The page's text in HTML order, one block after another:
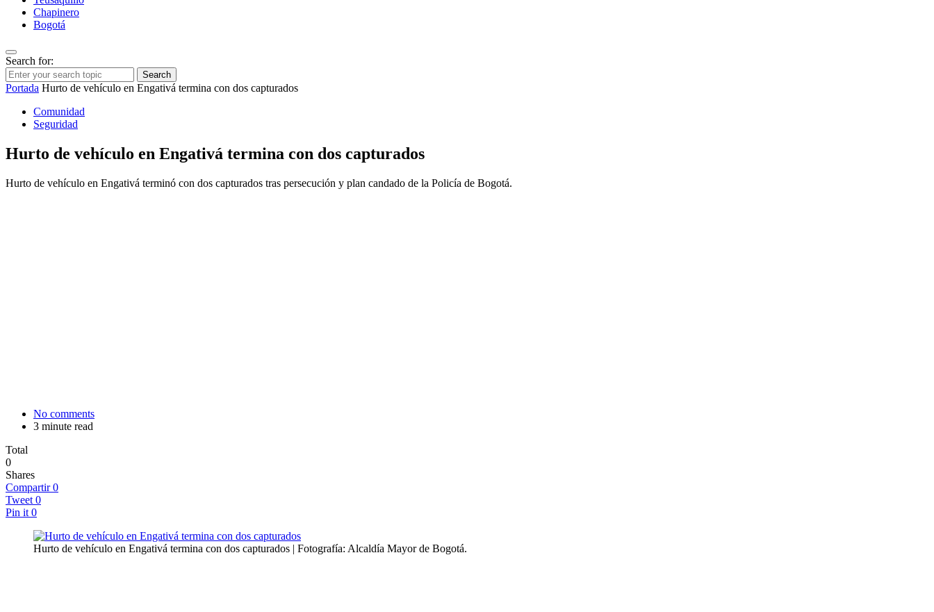
Chapinero
Bogotá
Search for:
Search
Portada Hurto de vehículo en Engativá termina con dos capturados
Comunidad
Seguridad
Hurto de vehículo en Engativá termina con dos capturados
Hurto de vehículo en Engativá terminó con dos capturados tras persecución y plan candado de la Policía de Bogotá.
No comments
3 minute read
Total
0
Shares
Compartir 0
Tweet 0
Pin it 0
Hurto de vehículo en Engativá termina con dos capturados | Fotografía: Alcaldía Mayor de Bogotá.